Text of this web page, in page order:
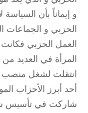
و إيماناً بأن
الحزبي و
العمل الحزبي
المرأة في العديد من
انتقلت لشغل
أحد أبرز الأحزاب
شاركت في تأسيس